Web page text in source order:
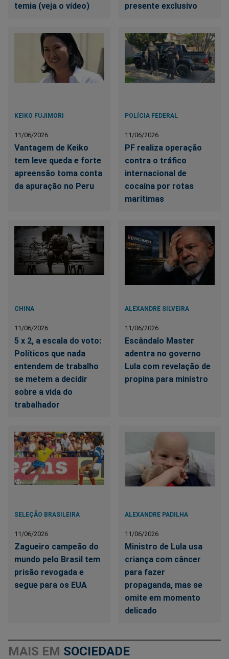
temia (veja o vídeo)
presente exclusivo
KEIKO FUJIMORI
11/06/2026
Vantagem de Keiko
tem leve queda e forte
apreensão toma conta
da apuração no Peru
POLÍCIA FEDERAL
11/06/2026
PF realiza operação
contra o tráfico
internacional de
cocaína por rotas
marítimas
CHINA
11/06/2026
5 x 2, a escala do voto:
Políticos que nada
entendem de trabalho
se metem a decidir
sobre a vida do
trabalhador
ALEXANDRE SILVEIRA
11/06/2026
Escândalo Master
adentra no governo
Lula com revelação de
propina para ministro
SELEÇÃO BRASILEIRA
11/06/2026
Zagueiro campeão do
mundo pelo Brasil tem
prisão revogada e
segue para os EUA
ALEXANDRE PADILHA
11/06/2026
Ministro de Lula usa
criança com câncer
para fazer
propaganda, mas se
omite em momento
delicado
MAIS EM SOCIEDADE